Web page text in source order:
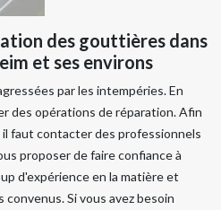
des gouttières dans
et ses environs
par les intempéries. En
des opérations de réparation. Afin
il faut contacter des professionnels
proposer de faire confiance à
d'expérience en la matière et
Si vous avez besoin